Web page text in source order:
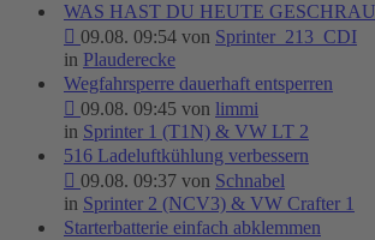
WAS HAST DU HEUTE
09.08. 09:54 von Sprinter_213_CDI
in Plauderecke
Wegfahrsperre dauerhaft entsperren
09.08. 09:45 von limmi
in Sprinter 1 (T1N) & VW LT 2
516 Ladeluftkühlung verbessern
09.08. 09:37 von Schnabel
in Sprinter 2 (NCV3) & VW Crafter 1
Starterbatterie einfach abklemmen